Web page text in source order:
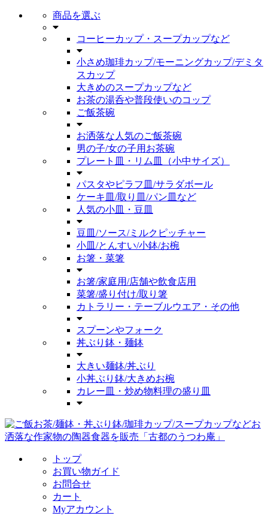
商品を選ぶ
コーヒーカップ・スープカップなど
小さめ珈琲カップ/モーニングカップ/デミタ
スカップ
大きめのスープカップなど
お茶の湯呑や普段使いのコップ
ご飯茶碗
お洒落な人気のご飯茶碗
男の子/女の子用お茶碗
プレート皿・リム皿（小中サイズ）
パスタやピラフ皿/サラダボール
ケーキ皿/取り皿/パン皿など
人気の小皿・豆皿
豆皿/ソース/ミルクピッチャー
小皿/とんすい/小鉢/お椀
お箸・菜箸
お箸/家庭用/店舗や飲食店用
菜箸/盛り付け/取り箸
カトラリー・テーブルウエア・その他
スプーンやフォーク
丼ぶり鉢・麺鉢
大きい麺鉢/丼ぶり
小丼ぶり鉢/大きめお椀
カレー皿・炒め物料理の盛り皿
トップ
お買い物ガイド
お問合せ
カート
Myアカウント